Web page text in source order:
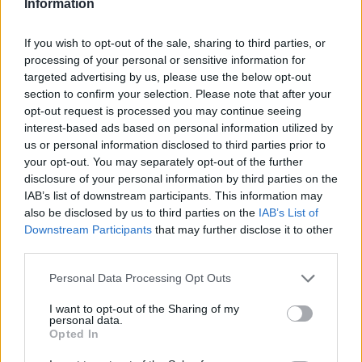
Information
If you wish to opt-out of the sale, sharing to third parties, or
processing of your personal or sensitive information for
targeted advertising by us, please use the below opt-out
section to confirm your selection. Please note that after your
opt-out request is processed you may continue seeing
interest-based ads based on personal information utilized by
us or personal information disclosed to third parties prior to
your opt-out. You may separately opt-out of the further
disclosure of your personal information by third parties on the
IAB’s list of downstream participants. This information may
also be disclosed by us to third parties on the IAB’s List of
Downstream Participants that may further disclose it to other
Personal Data Processing Opt Outs
I want to opt-out of the Sharing of my
personal data.
Opted In
szervező intézmények listáját, valamint a jelentkezési lapokat.
Húsz év után újraindul a pilótaképzés Magyarországon
Két évtized után újraindul a hazai pilótaképzés a 2018/2019-es
tanévtől a Nemzeti Közszolgálati Egyetem (NKE) Hadtudományi és
Honvédtisztképző Karán - jelentette be az NKE Katonai
Repülőintézet vezetője kedden Szolnokon, az MH 86. Szolnok
Helikopter Bázison. A teljes cikket itt olvashatjátok el.
felsőoktatási rangsor
egyetemi rangsor
HVG rangsor
a hét hírei
HVG felsőoktatási rangsor
HVG egyetemi rangsor
belföld